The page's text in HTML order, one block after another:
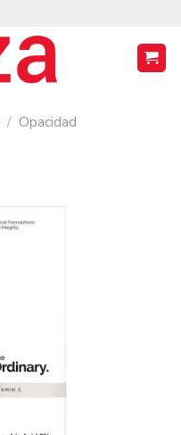
/ Opacidad